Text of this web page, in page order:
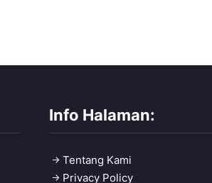
Info Halaman:
Tentang Kami
Privacy Policy